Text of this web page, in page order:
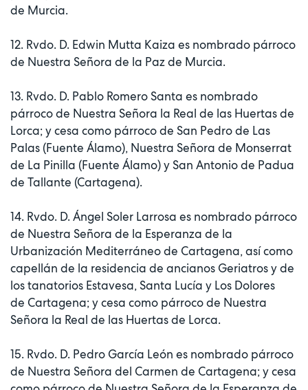
de Murcia.
12. Rvdo. D. Edwin Mutta Kaiza es nombrado párroco
de Nuestra Señora de la Paz de Murcia.
13. Rvdo. D. Pablo Romero Santa es nombrado
párroco de Nuestra Señora la Real de las Huertas de
Lorca; y cesa como párroco de San Pedro de Las
Palas (Fuente Álamo), Nuestra Señora de Monserrat
de La Pinilla (Fuente Álamo) y San Antonio de Padua
de Tallante (Cartagena).
14. Rvdo. D. Ángel Soler Larrosa es nombrado párroco
de Nuestra Señora de la Esperanza de la
Urbanización Mediterráneo de Cartagena, así como
capellán de la residencia de ancianos Geriatros y de
los tanatorios Estavesa, Santa Lucía y Los Dolores
de Cartagena; y cesa como párroco de Nuestra
Señora la Real de las Huertas de Lorca.
15. Rvdo. D. Pedro García León es nombrado párroco
de Nuestra Señora del Carmen de Cartagena; y cesa